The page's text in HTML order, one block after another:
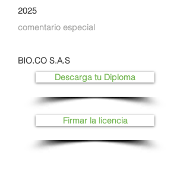
2025
comentario especial
BIO.CO S.A.S
Descarga tu Diploma
Firmar la licencia